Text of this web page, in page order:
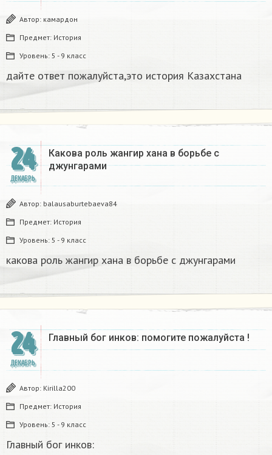
Автор: камардон
Предмет: История
Уровень: 5 - 9 класс
дайте ответ пожалуйста,это история Казахстана
24
ДЕКАБРЬ
Какова роль жангир хана в борьбе с
джунгарами​
Автор: balausaburtebaeva84
Предмет: История
Уровень: 5 - 9 класс
какова роль жангир хана в борьбе с джунгарами​
24
ДЕКАБРЬ
Главный бог инков: помогите пожалуйста !
Автор: Kirilla200
Предмет: История
Уровень: 5 - 9 класс
Главный бог инков: